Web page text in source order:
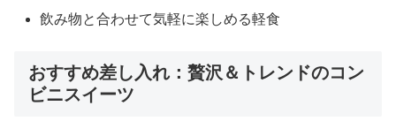
飲み物と合わせて気軽に楽しめる軽食
おすすめ差し入れ：贅沢＆トレンドのコン
ビニスイーツ